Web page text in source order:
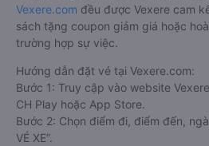
Vexere.com đều được Vexere cam
sách tặng coupon giảm giá hoặc
trường hợp sự việc.
Hướng dẫn đặt vé tại Vexere.com:
Bước 1: Truy cập vào website
CH Play hoặc App Store.
Bước 2: Chọn điểm đi, điểm đến,
VÉ XE”.